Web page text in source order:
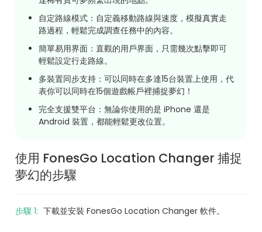
自定路線模式：自定義移動路線與速度，模擬真實走
路過程，輕鬆完成調查任務中的內容。
簡單易用界面：直觀的用戶界面，只需幾次點擊即可
輕鬆設定行走路線。
多裝置同步支持：可以同時在多達15台裝置上使用，代
表你可以同時在15個遊戲帳戶裡捕捉夢幻！
完全支援雙平台：無論你使用的是 iPhone 還是
Android 裝置，都能輕鬆更改位置。
使用 FonesGo Location Changer 捕捉
夢幻的步驟
步驟 1: 下載並安裝 FonesGo Location Changer 軟件。